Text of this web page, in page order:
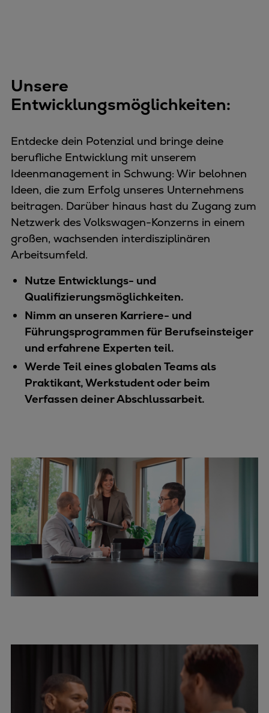
Unsere
Entwicklungsmöglichkeiten:
Entdecke dein Potenzial und bringe deine
berufliche Entwicklung mit unserem
Ideenmanagement in Schwung: Wir belohnen
Ideen, die zum Erfolg unseres Unternehmens
beitragen. Darüber hinaus hast du Zugang zum
Netzwerk des Volkswagen-Konzerns in einem
großen, wachsenden interdisziplinären
Arbeitsumfeld.
Nutze Entwicklungs- und
Qualifizierungsmöglichkeiten.
Nimm an unseren Karriere- und
Führungsprogrammen für Berufseinsteiger
und erfahrene Experten teil.
Werde Teil eines globalen Teams als
Praktikant, Werkstudent oder beim
Verfassen deiner Abschlussarbeit.